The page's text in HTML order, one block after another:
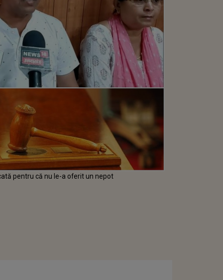
pentru că nu le-a oferit un nepot